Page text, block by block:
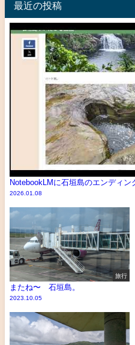
最近の投稿
NotebookLMに石垣島のエンディン
2026.01.08
旅行
またね〜 石垣島。
2023.10.05